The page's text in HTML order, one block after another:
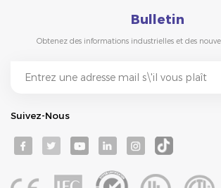
Bulletin
Obtenez des informations industrielles et des
Suivez-Nous